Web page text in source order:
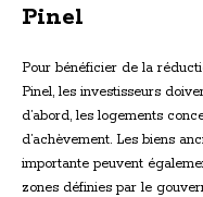
Pinel
Pour bénéficier de la
Pinel, les investisseurs
d’abord, les logements
d’achèvement. Les biens
importante peuvent
zones définies par le